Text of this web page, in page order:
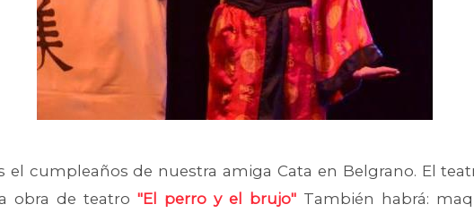
el cumpleaños de nuestra amiga Cata en Belgrano. El
obra de teatro"El perro y el brujo" También habrá: